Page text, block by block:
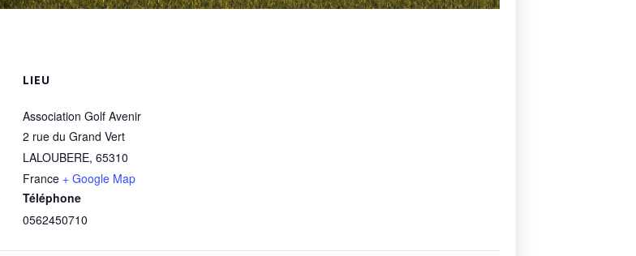
LIEU
Association Golf Avenir
2 rue du Grand Vert
LALOUBERE, 65310
France + Google Map
Téléphone
0562450710